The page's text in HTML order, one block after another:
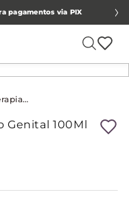
pagamentos via PIX
Aromaterapia Chakra 2 Órgão Genital 100Ml Provanza
Genital 100Ml